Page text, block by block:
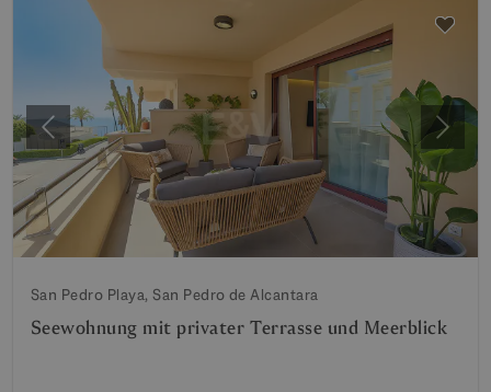
Vorherige
San Pedro Playa, San Pedro de Alcantara
Seewohnung mit privater Terrasse und Meerblick